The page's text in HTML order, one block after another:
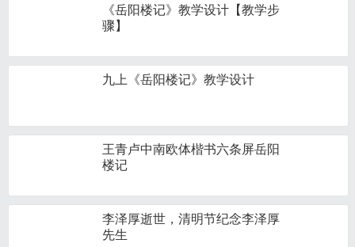
《岳阳楼记》教学设计【教学步
骤】
九上《岳阳楼记》教学设计
王青卢中南欧体楷书六条屏岳阳
楼记
李泽厚逝世，清明节纪念李泽厚
先生